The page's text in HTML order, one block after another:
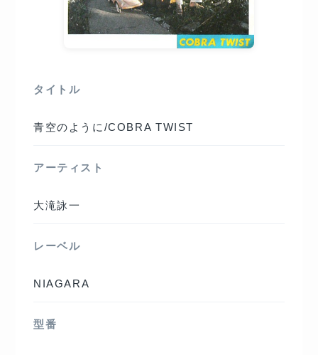
タイトル
青空のように/COBRA TWIST
アーティスト
大滝詠一
レーベル
NIAGARA
型番